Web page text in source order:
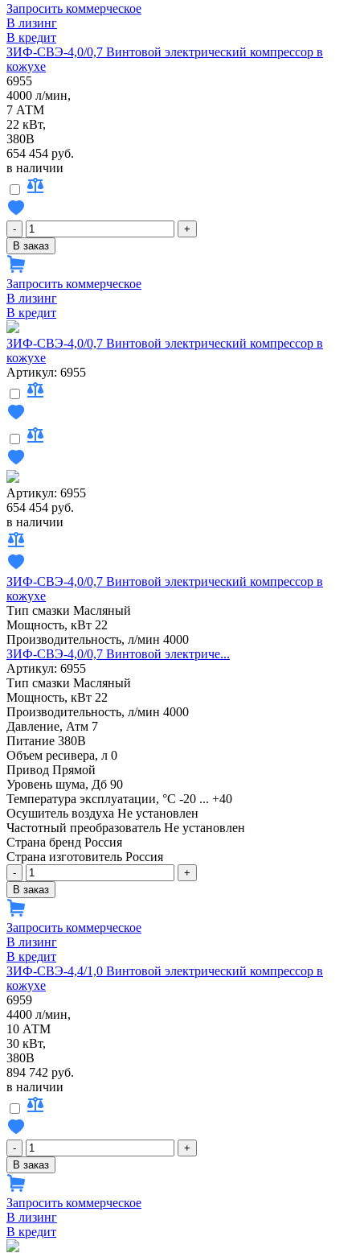
Запросить коммерческое
В лизинг
В кредит
ЗИФ-СВЭ-4,0/0,7 Винтовой электрический компрессор в
кожухе
6955
4000 л/мин,
7 АТМ
22 кВт,
380В
654 454 руб.
в наличии
-
+
В заказ
Запросить коммерческое
В лизинг
В кредит
ЗИФ-СВЭ-4,0/0,7 Винтовой электрический компрессор в
кожухе
Артикул: 6955
Артикул: 6955
654 454 руб.
в наличии
ЗИФ-СВЭ-4,0/0,7 Винтовой электрический компрессор в
кожухе
Тип смазки Масляный
Мощность, кВт 22
Производительность, л/мин 4000
ЗИФ-СВЭ-4,0/0,7 Винтовой электриче...
Артикул: 6955
Тип смазки Масляный
Мощность, кВт 22
Производительность, л/мин 4000
Давление, Атм 7
Питание 380В
Объем ресивера, л 0
Привод Прямой
Уровень шума, Дб 90
Температура эксплуатации, °С -20 ... +40
Осушитель воздуха Не установлен
Частотный преобразователь Не установлен
Страна бренд Россия
Страна изготовитель Россия
-
+
В заказ
Запросить коммерческое
В лизинг
В кредит
ЗИФ-СВЭ-4,4/1,0 Винтовой электрический компрессор в
кожухе
6959
4400 л/мин,
10 АТМ
30 кВт,
380В
894 742 руб.
в наличии
-
+
В заказ
Запросить коммерческое
В лизинг
В кредит